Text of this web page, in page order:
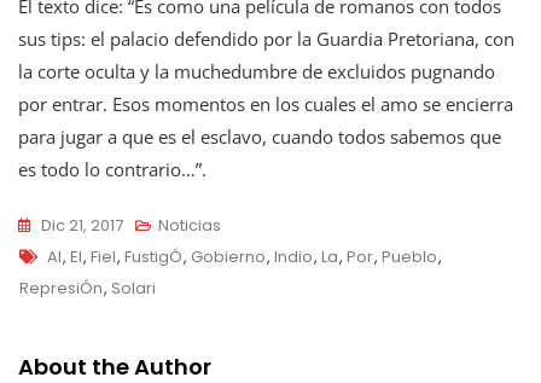
El texto dice: “Es como una película de romanos con todos
sus tips: el palacio defendido por la Guardia Pretoriana, con
la corte oculta y la muchedumbre de excluidos pugnando
por entrar. Esos momentos en los cuales el amo se encierra
para jugar a que es el esclavo, cuando todos sabemos que
es todo lo contrario…”.
Dic 21, 2017
Noticias
Tags
Al, El, Fiel, FustigÓ, Gobierno, Indio, La, Por, Pueblo,
RepresiÓn, Solari
About the Author